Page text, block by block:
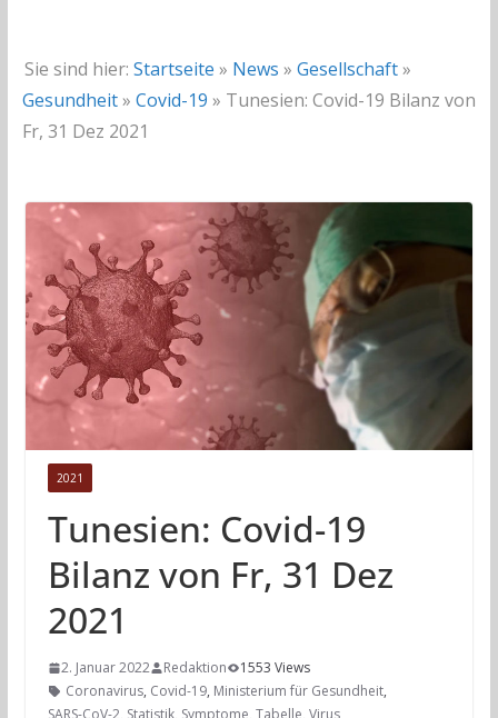
Sie sind hier: Startseite » News » Gesellschaft»
Gesundheit» Covid-19 » Tunesien: Covid-19 Bilanz von
Fr, 31 Dez 2021
2021
Tunesien: Covid-19
Bilanz von Fr, 31 Dez
2021
2. Januar 2022 Redaktion
1553 Views
Coronavirus, Covid-19, Ministerium für Gesundheit,